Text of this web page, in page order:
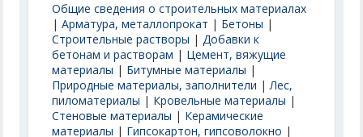
Общие сведения о строительных материалах
|Арматура, металлопрокат | Бетоны |
Строительные растворы |Добавки к
бетонам и растворам | Цемент, вяжущие
материалы | Битумные материалы |
Природные материалы, заполнители |Лес,
пиломатериалы | Кровельные материалы |
Стеновые материалы | Керамические
материалы | Гипсокартон, гипсоволокно |